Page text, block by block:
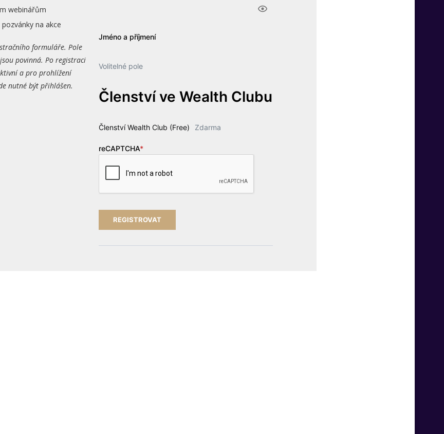
webinářům
na akce
formuláře. Pole
povinná. Po registraci
a pro prohlížení
nutné být přihlášen.
Jméno a příjmení
Volitelné pole
Členství ve Wealth Clubu
Členství Wealth Club (Free) Zdarma
reCAPTCHA*